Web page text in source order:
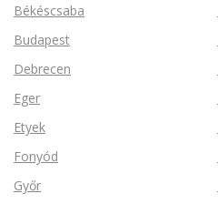
Békéscsaba
Budapest
Debrecen
Eger
Etyek
Fonyód
Győr